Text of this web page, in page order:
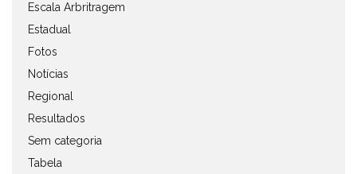
Escala Arbritragem
Estadual
Fotos
Notícias
Regional
Resultados
Sem categoria
Tabela